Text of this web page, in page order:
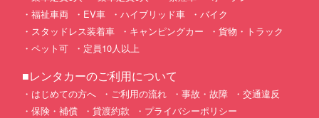
福祉車両
EV車 ハイブリッド車
バイク
スタッドレス装着車
キャンピングカー
貨物・トラック
ペット可
定員10人以上
■レンタカーのご利用について
はじめての方へ ご利用の流れ 事故・故障
交通違反
保険・補償
貸渡約款
プライバシーポリシー